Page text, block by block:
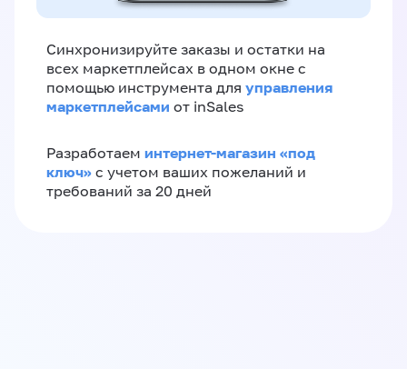
Синхронизируйте заказы и остатки на
всех маркетплейсах в одном окне с
помощью инструмента для управления
маркетплейсами от inSales
Разработаем интернет-магазин «‎под
ключ»‎ с учетом ваших пожеланий и
требований за 20 дней